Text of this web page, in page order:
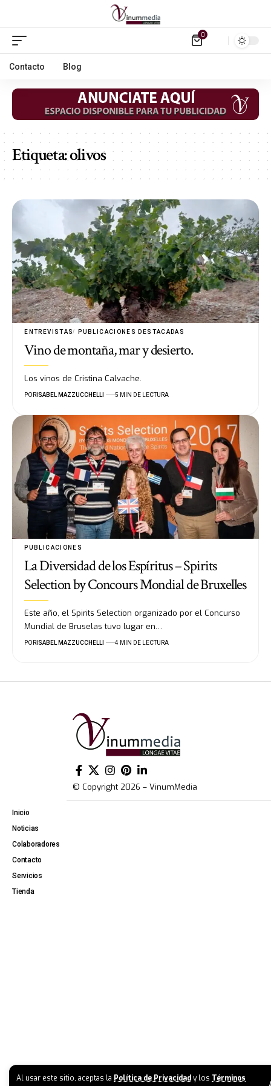
Al usar este sitio, aceptas la Política de Privacidad y los Términos
0
Contacto Blog
Etiqueta:olivos
ENTREVISTAS PUBLICACIONES DESTACADAS
Vino de montaña, mar y desierto.
Los vinos de Cristina Calvache.
POR ISABEL MAZZUCCHELLI 5 MIN DE LECTURA
PUBLICACIONES
La Diversidad de los Espíritus – Spirits
Selection by Concours Mondial de Bruxelles
Este año, el Spirits Selection organizado por el Concurso
Mundial de Bruselas tuvo lugar en…
POR ISABEL MAZZUCCHELLI 4 MIN DE LECTURA
© Copyright 2026 – VinumMedia
Inicio
Noticias
Colaboradores
Contacto
Servicios
Tienda